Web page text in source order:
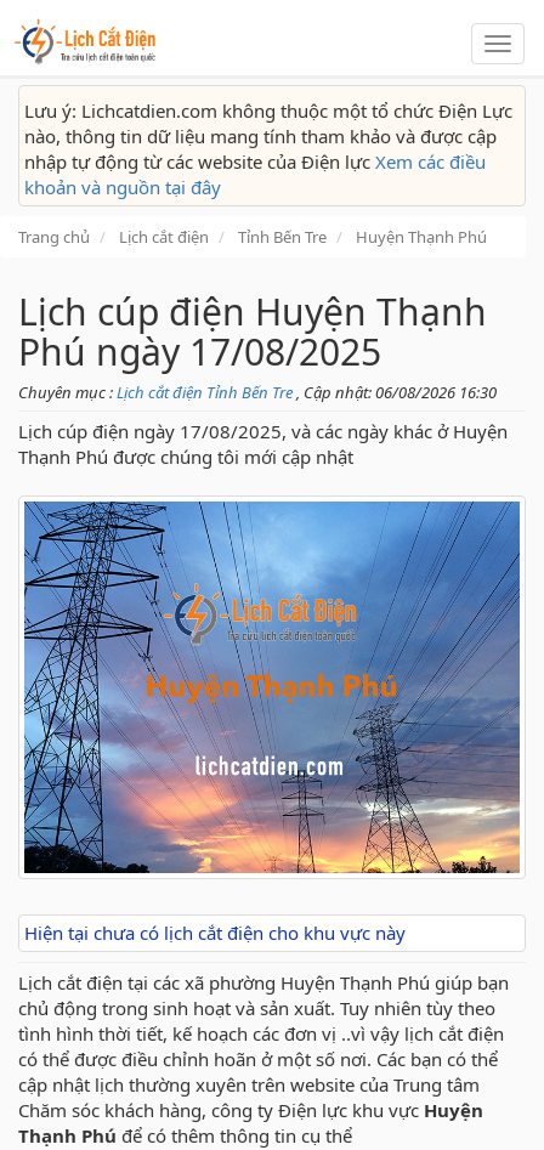
Lịch
cắt
Lưu ý: Lichcatdien.com không thuộc một tổ chức Điện Lực
nào, thông tin dữ liệu mang tính tham khảo và được cập
nhập tự động từ các website của Điện lực Xem các điều
khoản và nguồn tại đây
Trang chủ Lịch cắt điện Tỉnh Bến Tre Huyện Thạnh Phú
Lịch cúp điện Huyện Thạnh
Phú ngày 17/08/2025
Chuyên mục :Lịch cắt điện Tỉnh Bến Tre, Cập nhật: 06/08/2026 16:30
Lịch cúp điện ngày 17/08/2025, và các ngày khác ở Huyện
Thạnh Phú được chúng tôi mới cập nhật
Hiện tại chưa có lịch cắt điện cho khu vực này
Lịch cắt điện tại các xã phường Huyện Thạnh Phú giúp bạn
chủ động trong sinh hoạt và sản xuất. Tuy nhiên tùy theo
tình hình thời tiết, kế hoạch các đơn vị ..vì vậy lịch cắt điện
có thể được điều chỉnh hoãn ở một số nơi. Các bạn có thể
cập nhật lịch thường xuyên trên website của Trung tâm
Chăm sóc khách hàng, công ty Điện lực khu vực Huyện
Thạnh Phú để có thêm thông tin cụ thể